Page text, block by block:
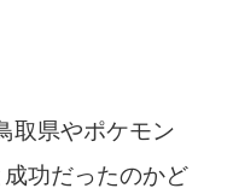
取県やポケモン
功だったのかど